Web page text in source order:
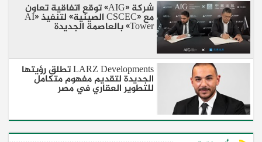
شركة «AIG» توقع اتفاقية تعاون
مع «CSCEC الصينية» لتنفيذ «AI
Tower» بالعاصمة الجديدة
LARZ Developments تطلق رؤيتها
الجديدة لتقديم مفهوم متكامل
للتطوير العقاري في مصر